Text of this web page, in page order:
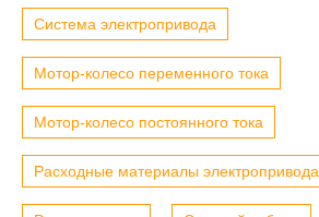
Система электропривода
Мотор-колесо переменного тока
Мотор-колесо постоянного тока
Расходные материалы электропривода